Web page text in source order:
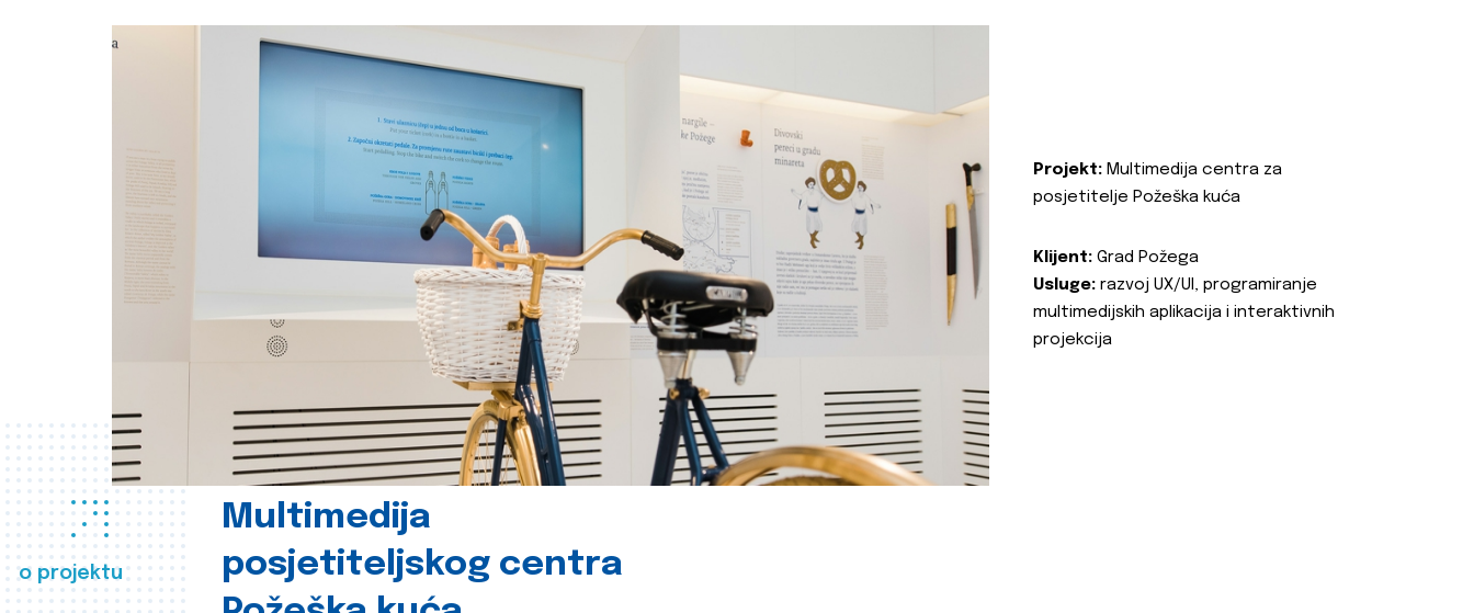
o projektu
Multimedija
posjetiteljskog centra
Projekt: Multimedija centra za
posjetitelje Požeška kuća
Klijent: Grad Požega
Usluge: razvoj UX/UI, programiranje
multimedijskih aplikacija i interaktivnih
projekcija